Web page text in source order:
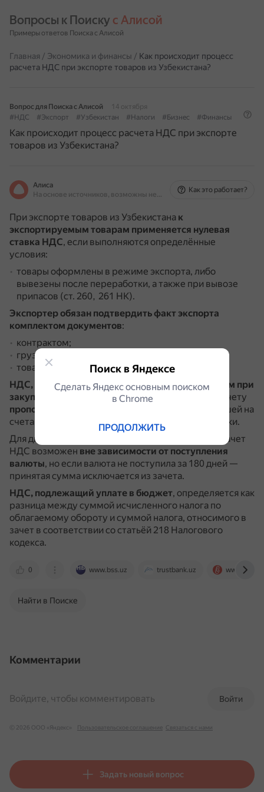
Вопросы к Поиску с Алисой
Примеры ответов Поиска с Алисой
Главная / Экономика и финансы / Как происходит процесс
расчета НДС при экспорте товаров из Узбекистана?
Вопрос для Поиска с Алисой
14 октября
#НДС
#Экспорт #Узбекистан #Налоги #Бизнес #Финансы
Как происходит процесс расчета НДС при экспорте
товаров из Узбекистана?
Алиса
На основе источников, возможны неточности
Как это работает?
При экспорте товаров из Узбекистана к
экспортируемым товарам применяется нулевая
ставка НДС, если выполняются определённые
условия:
товары оформлены в режиме экспорта, либо
вывезены после переработки, а также при вывозе
припасов (ст. 260, 261 НК).
Экспортер обязан подтвердить факт экспорта
комплектом документов:
контрактом;
грузовой таможенной декларацией с отметкой;
товаросопроводительными документами.
НДС, оплаченный по входящим счетам-фактурам при
закупке товаров для экспорта, принимается к зачету
пропорционально валютной выручке
, поступившей на
счета экспортера, при наличии банковской выписки.
Для дисциплинированных налогоплательщиков зачет
НДС возможен вне зависимости от поступления
валюты, но если валюта не поступила за 180 дней —
принятая сумма исключается из зачета.
НДС, подлежащий уплате в бюджет, определяется как
разница между суммой исчисленного налога по
облагаемому обороту и суммой налога, относимого в
зачет в соответствии со статьёй 218 Налогового
кодекса.
0 www.bss.uz trustbank.uz
Найти в Поиске
Комментарии
Войти
Войдите, чтобы комментировать
© 2026 ООО «Яндекс» Пользовательское соглашение Связаться с нами
Задать новый вопрос
Поиск в Яндексе
Сделать Яндекс основным поиском
в Сhrome
ПРОДОЛЖИТЬ